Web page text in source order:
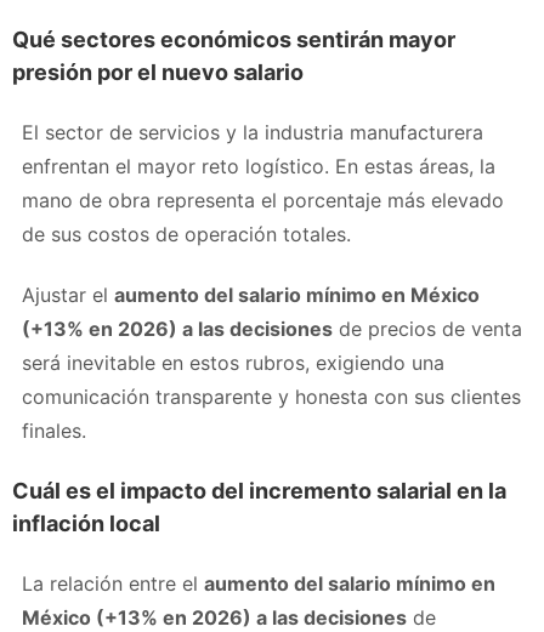
Qué sectores económicos sentirán mayor
presión por el nuevo salario
El sector de servicios y la industria manufacturera
enfrentan el mayor reto logístico. En estas áreas, la
mano de obra representa el porcentaje más elevado
de sus costos de operación totales.
Ajustar el aumento del salario mínimo en México
(+13% en 2026) a las decisiones de precios de venta
será inevitable en estos rubros, exigiendo una
comunicación transparente y honesta con sus clientes
finales.
Cuál es el impacto del incremento salarial en la
inflación local
La relación entre el aumento del salario mínimo en
México (+13% en 2026) a las decisiones de